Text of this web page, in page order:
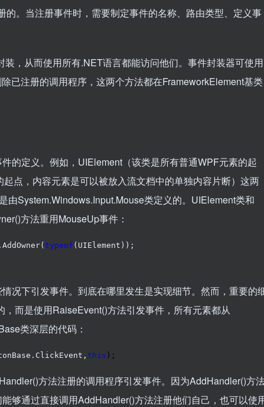
。当注册事件时，需要制定事件的名称、路由类型、定义事
，从而使用所有.NET语言都能访问他们。事件封装器可使用
已注册的调用程序，这两个方法都在FrameworkElement基类
定义。例如，UIElement（该类是所有普通WPF元素的起
点，内容元素是可以被放入流文档中的单独内容片断）这两
由System.Windows.Input.Mouse类定义的。UIElement类和
方法重用MouseUp事件：
typeof (UIElement));
下引发事件。到底在哪里发生是实现细节。然而，重要的
而是使用RaiseEvent()方法引发事件，所有元素都从
类深层的代码：
this
方法注册的调用程序引发事件。因为AddHandler()方
够通过直接调用AddHandler()方法注册他们自己，也可以使